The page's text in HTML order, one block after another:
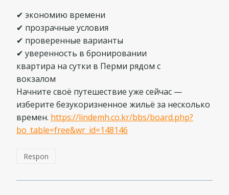
✔ экономию времени
✔ прозрачные условия
✔ проверенные варианты
✔ уверенность в бронировании
квартира на сутки в Перми рядом с
вокзалом
Начните своё путешествие уже сейчас —
изберите безукоризненное жильё за несколько
времен. https://lindemh.co.kr/bbs/board.php?
bo_table=free&wr_id=148146
Respon